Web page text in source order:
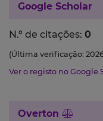
Google Scholar
N.º de citações: 0
(Última verificação:
Ver o registo no Google
Overton